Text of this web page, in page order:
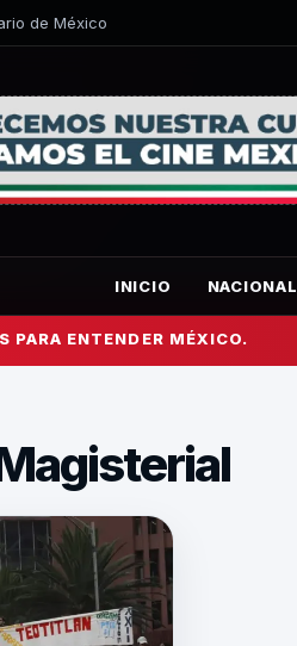
de México
INICIO NACIONAL
PARA ENTENDER MÉXICO.